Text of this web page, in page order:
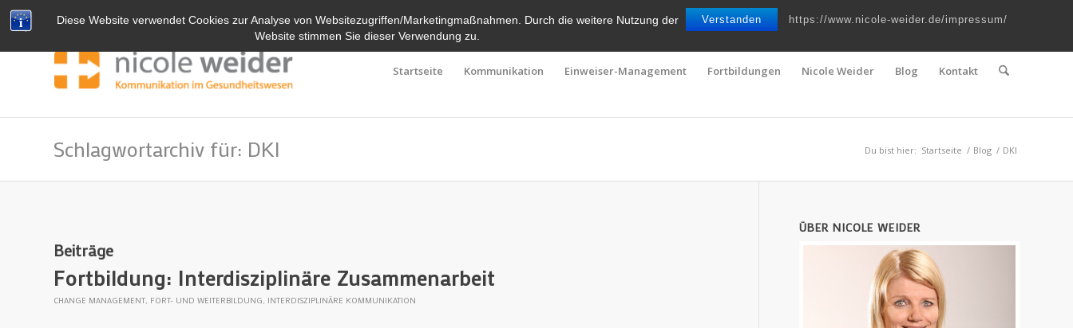
Diese Website verwendet Cookies zur Analyse von Websitezugriffen/Marketingmaßnahmen. Durch die weitere Nutzung der
Website stimmen Sie dieser Verwendung zu.
Verstanden https://www.nicole-weider.de/impressum/
Telefon : 0661 – 2 06 60 36 | E-Mail :
Startseite Kommunikation Einweiser-Management Fortbildungen Nicole Weider Blog Kontakt
Schlagwortarchiv für: DKI Du bist hier: Startseite / Blog / DKI
Beiträge
Fortbildung: Interdisziplinäre Zusammenarbeit
CHANGE MANAGEMENT, FORT- UND WEITERBILDUNG, INTERDISZIPLINÄRE KOMMUNIKATION
ÜBER NICOLE WEIDER